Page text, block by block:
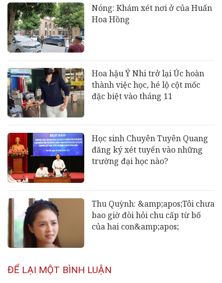
Nóng: Khám xét nơi ở của Huấn
Hoa Hồng
Hoa hậu Ý Nhi trở lại Úc hoàn
thành việc học, hé lộ cột mốc
đặc biệt vào tháng 11
Học sinh Chuyên Tuyên Quang
đăng ký xét tuyển vào những
trường đại học nào?
Thu Quỳnh: &amp;apos;Tôi chưa
bao giờ đòi hỏi chu cấp từ bố
của hai con&amp;apos;
ĐỂ LẠI MỘT BÌNH LUẬN